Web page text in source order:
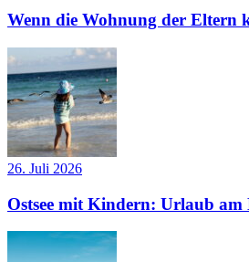
Wenn die Wohnung der Eltern
26. Juli 2026
Ostsee mit Kindern: Urlaub am